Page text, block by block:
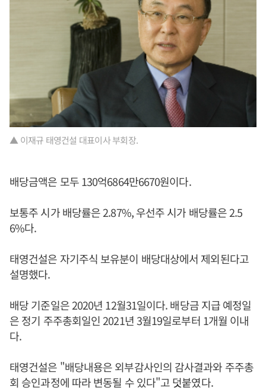
▲ 이재규 태영건설 대표이사 부회장.
배당금액은 모두 130억6864만6670원이다.
보통주 시가 배당률은 2.87%, 우선주 시가 배당률은 2.5
6%다.
태영건설은 자기주식 보유분이 배당대상에서 제외된다고
설명했다.
배당 기준일은 2020년 12월31일이다. 배당금 지급 예정일
은 정기 주주총회일인 2021년 3월19일로부터 1개월 이내
다.
태영건설은 "배당내용은 외부감사인의 감사결과와 주주총
회 승인과정에 따라 변동될 수 있다"고 덧붙였다.